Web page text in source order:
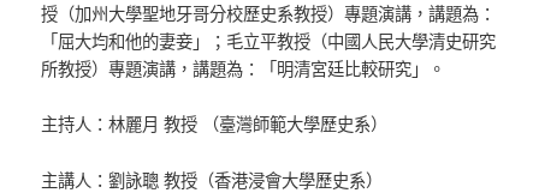
授（加州大學聖地牙哥分校歷史系教授）專題演講，講題為：
「屈大均和他的妻妾」；毛立平教授（中國人民大學清史研究
所教授）專題演講，講題為：「明清宮廷比較研究」。
主持人：林麗月 教授 （臺灣師範大學歷史系）
主講人：劉詠聰 教授（香港浸會大學歷史系）